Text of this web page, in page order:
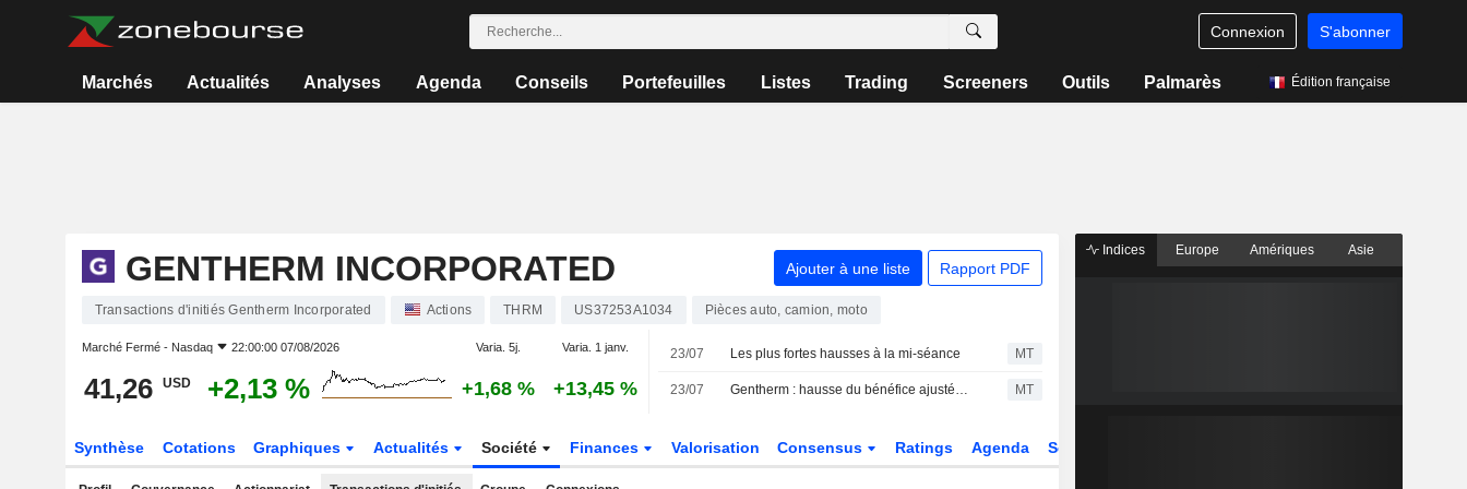
Connexion S'abonner
Marchés Actualités Analyses Agenda Conseils Portefeuilles Listes Trading Screeners Outils Palmarès Édition française
GENTHERM INCORPORATED Ajouter à une liste Rapport PDF
Transactions d'initiés Gentherm Incorporated Actions THRM US37253A1034 Pièces auto, camion, moto
Marché Fermé - Nasdaq 22:00:00 07/08/2026 Varia. 5j. Varia. 1 janv.
41,26 USD +2,13 % +1,68 % +13,45 %
23/07 Les plus fortes hausses à la mi-séance MT
23/07 Gentherm : hausse du bénéfice ajusté et du chiffre d'affaires au deuxième trimestre ; relèvement des prévisions pour 2026 MT
Synthèse Cotations Graphiques Actualités Société Finances Valorisation Consensus Ratings Agenda Secteur
Indices Europe Amériques Asie